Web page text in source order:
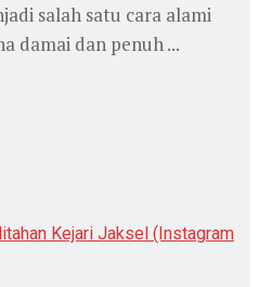
salah satu cara alami
damai dan penuh ...